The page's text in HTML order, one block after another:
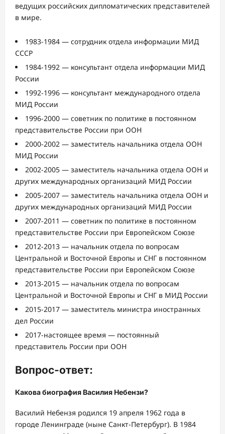
ведущих российских дипломатических представителей
в мире.
1983-1984 — сотрудник отдела информации МИД
СССР
1984-1992 — консультант отдела информации МИД
России
1992-1996 — консультант международного отдела
МИД России
1996-2000 — советник по политике в постоянном
представительстве России при ООН
2000-2002 — заместитель начальника отдела ООН
МИД России
2002-2005 — заместитель начальника отдела ООН и
других международных организаций МИД России
2005-2007 — заместитель начальника отдела ООН и
других международных организаций МИД России
2007-2011 — советник по политике в постоянном
представительстве России при Европейском Союзе
2012-2013 — начальник отдела по вопросам
Центральной и Восточной Европы и СНГ в постоянном
представительстве России при Европейском Союзе
2013-2015 — начальник отдела по вопросам
Центральной и Восточной Европы и СНГ в МИД России
2015-2017 — заместитель министра иностранных
дел России
2017-настоящее время — постоянный
представитель России при ООН
Вопрос-ответ:
Какова биография Василия Небензи?
Василий Небензя родился 19 апреля 1962 года в
городе Ленинграде (ныне Санкт-Петербург). В 1984